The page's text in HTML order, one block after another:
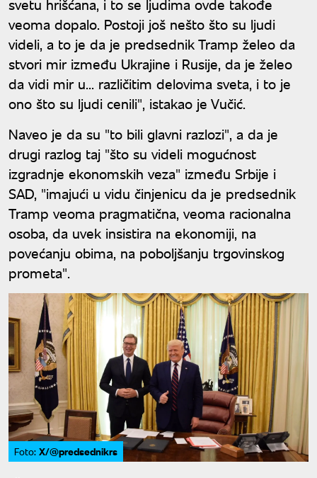
veoma dopalo. Postoji još nešto što su ljudi
videli, a to je da je predsednik Tramp želeo da
stvori mir između Ukrajine i Rusije, da je želeo
da vidi mir u... različitim delovima sveta, i to je
ono što su ljudi cenili", istakao je Vučić.
Naveo je da su "to bili glavni razlozi", a da je
drugi razlog taj "što su videli mogućnost
izgradnje ekonomskih veza" između Srbije i
SAD, "imajući u vidu činjenicu da je predsednik
Tramp veoma pragmatična, veoma racionalna
osoba, da uvek insistira na ekonomiji, na
povećanju obima, na poboljšanju trgovinskog
prometa".
Foto: X/@predsednikrs